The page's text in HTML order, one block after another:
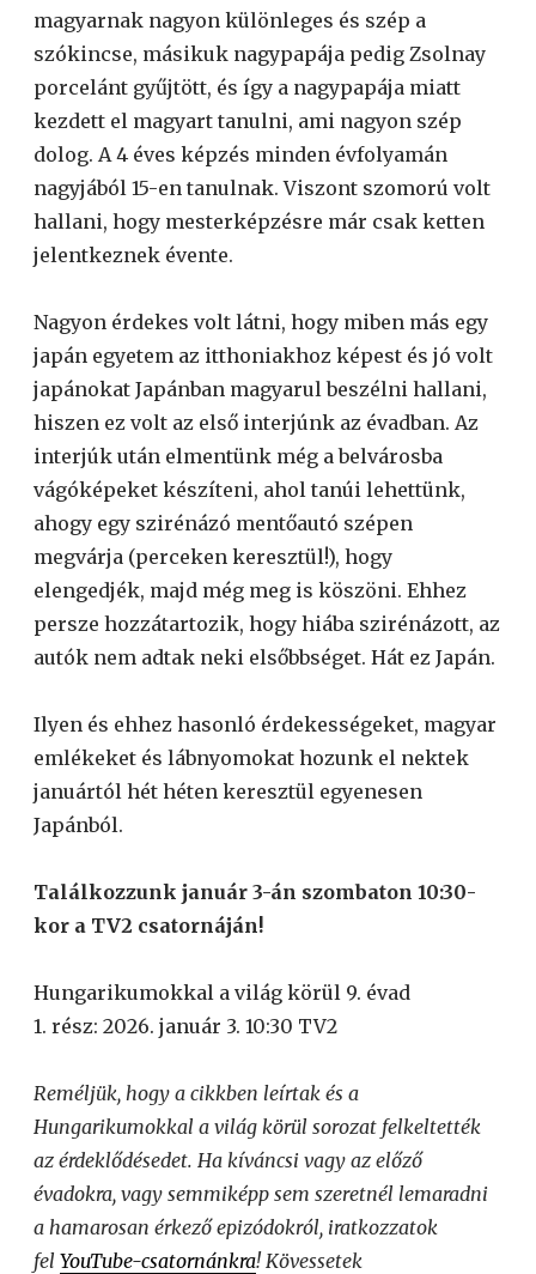
magyarnak nagyon különleges és szép a
szókincse, másikuk nagypapája pedig Zsolnay
porcelánt gyűjtött, és így a nagypapája miatt
kezdett el magyart tanulni, ami nagyon szép
dolog. A 4 éves képzés minden évfolyamán
nagyjából 15-en tanulnak. Viszont szomorú volt
hallani, hogy mesterképzésre már csak ketten
jelentkeznek évente.
Nagyon érdekes volt látni, hogy miben más egy
japán egyetem az itthoniakhoz képest és jó volt
japánokat Japánban magyarul beszélni hallani,
hiszen ez volt az első interjúnk az évadban. Az
interjúk után elmentünk még a belvárosba
vágóképeket készíteni, ahol tanúi lehettünk,
ahogy egy szirénázó mentőautó szépen
megvárja (perceken keresztül!), hogy
elengedjék, majd még meg is köszöni. Ehhez
persze hozzátartozik, hogy hiába szirénázott, az
autók nem adtak neki elsőbbséget. Hát ez Japán.
Ilyen és ehhez hasonló érdekességeket, magyar
emlékeket és lábnyomokat hozunk el nektek
januártól hét héten keresztül egyenesen
Japánból.
Találkozzunk január 3-án szombaton 10:30-
kor a TV2 csatornáján!
Hungarikumokkal a világ körül 9. évad
1. rész: 2026. január 3. 10:30 TV2
Reméljük, hogy a cikkben leírtak és a
Hungarikumokkal a világ körül sorozat felkeltették
az érdeklődésedet. Ha kíváncsi vagy az előző
évadokra, vagy semmiképp sem szeretnél lemaradni
a hamarosan érkező epizódokról, iratkozzatok
fel YouTube-csatornánkra! Kövessetek